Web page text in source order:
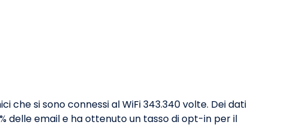
che si sono connessi al WiFi 343.340 volte. Dei dati
delle email e ha ottenuto un tasso di opt-in per il